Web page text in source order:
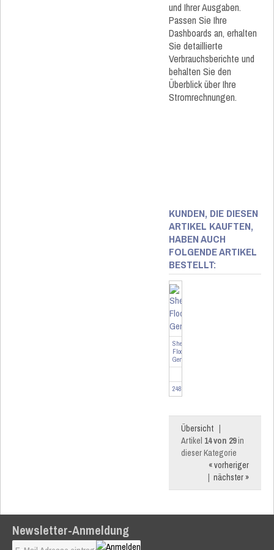
und Ihrer Ausgaben.
Passen Sie Ihre
Dashboards an, erhalten
Sie detaillierte
Verbrauchsberichte und
behalten Sie den
Überblick über Ihre
Stromrechnungen.
KUNDEN, DIE DIESEN
ARTIKEL KAUFTEN,
HABEN AUCH
FOLGENDE ARTIKEL
BESTELLT:
Shelly
Flood
Gen4
248619
Übersicht |
Artikel 14 von 29in
dieser Kategorie
« vorheriger
| nächster »
Newsletter-Anmeldung